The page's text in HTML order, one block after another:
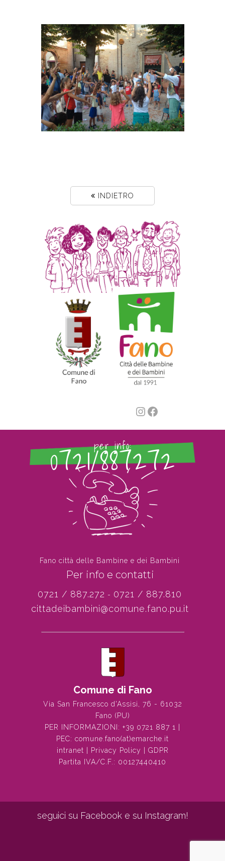
INDIETRO
Instagram
Facebook
per info:
0721/887272
Fano città delle Bambine e dei Bambini
Per info e contatti
0721 / 887.272 - 0721 / 887.810
cittadeibambini@comune.fano.pu.it
Comune di Fano
Via San Francesco d'Assisi, 76 - 61032
Fano (PU)
PER INFORMAZIONI: +39 0721 887 1
PEC: comune.fano(at)emarche.it
intranet
Privacy Policy
GDPR
Partita IVA/C.F.: 00127440410
seguici su Facebook e su Instagram!